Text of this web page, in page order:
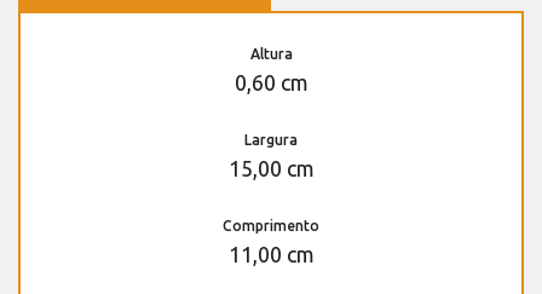
Altura
0,60 cm
Largura
15,00 cm
Comprimento
11,00 cm